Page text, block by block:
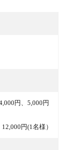
円、5,000円
円(1名様）